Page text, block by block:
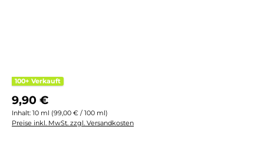
100+ Verkauft
Regulärer Preis:
9,90 €
Inhalt: 10 ml (99,00 € / 100 ml)
Preise inkl. MwSt. zzgl. Versandkosten